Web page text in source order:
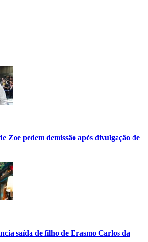
Zoe pedem demissão após divulgação de
saída de filho de Erasmo Carlos da